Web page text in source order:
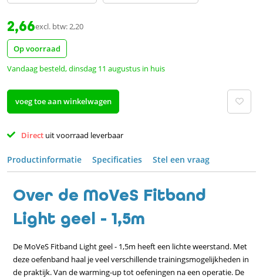
2,66excl. btw: 2,20
Op voorraad
Vandaag besteld, dinsdag 11 augustus in huis
voeg toe aan winkelwagen
Direct uit voorraad leverbaar
Productinformatie Specificaties Stel een vraag
Over de MoVeS Fitband
Light geel - 1,5m
De MoVeS Fitband Light geel - 1,5m heeft een lichte weerstand. Met
deze oefenband haal je veel verschillende trainingsmogelijkheden in
de praktijk. Van de warming-up tot oefeningen na een operatie. De